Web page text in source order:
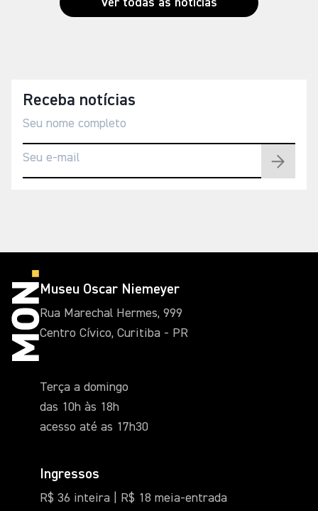
Ver todas as notícias
Receba notícias
Museu Oscar Niemeyer
Rua Marechal Hermes, 999
Centro Cívico, Curitiba - PR
Terça a domingo
das 10h às 18h
acesso até as 17h30
Ingressos
R$ 36 inteira | R$ 18 meia-entrada